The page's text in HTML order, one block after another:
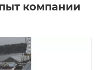
компании